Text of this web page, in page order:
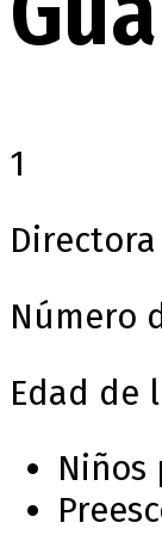
1
Directora
Número
Edad de
Niños